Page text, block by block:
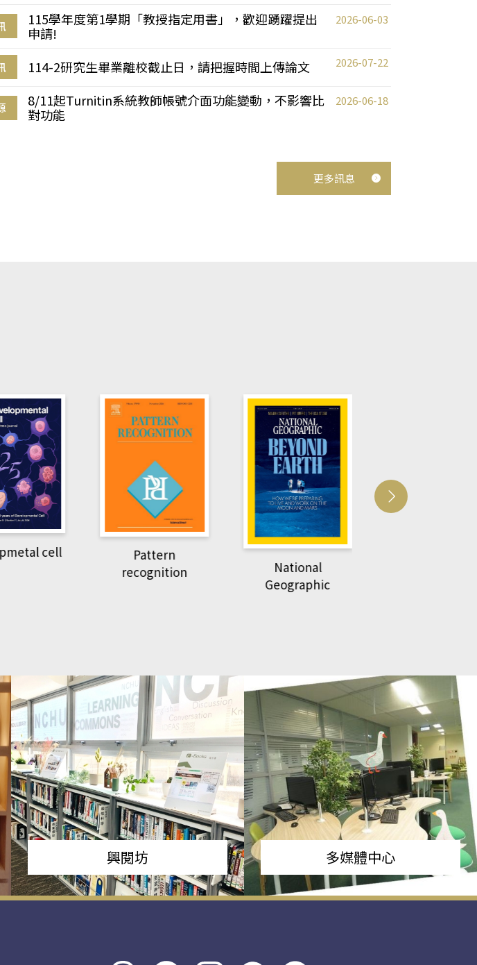
115學年度第1學期「教授指定用書」，歡迎踴躍提出
申請!
2026-06-03
114-2研究生畢業離校截止日，請把握時間上傳論文 2026-07-22
8/11起Turnitin系統教師帳號介面功能變動，不影響比
對功能
2026-06-18
更多訊息
National
Geographic
Harvard Business
Review
興閱坊 多媒體中心